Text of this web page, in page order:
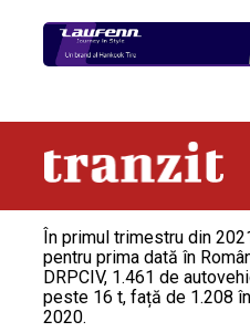
În primul trimestru din
pentru prima dată în
DRPCIV, 1.461 de
peste 16 t, față de 1.208
2020.